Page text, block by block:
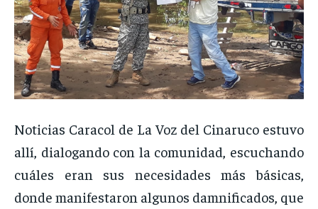
Noticias Caracol de La Voz del Cinaruco estuvo
allí, dialogando con la comunidad, escuchando
cuáles eran sus necesidades más básicas,
donde manifestaron algunos damnificados, que